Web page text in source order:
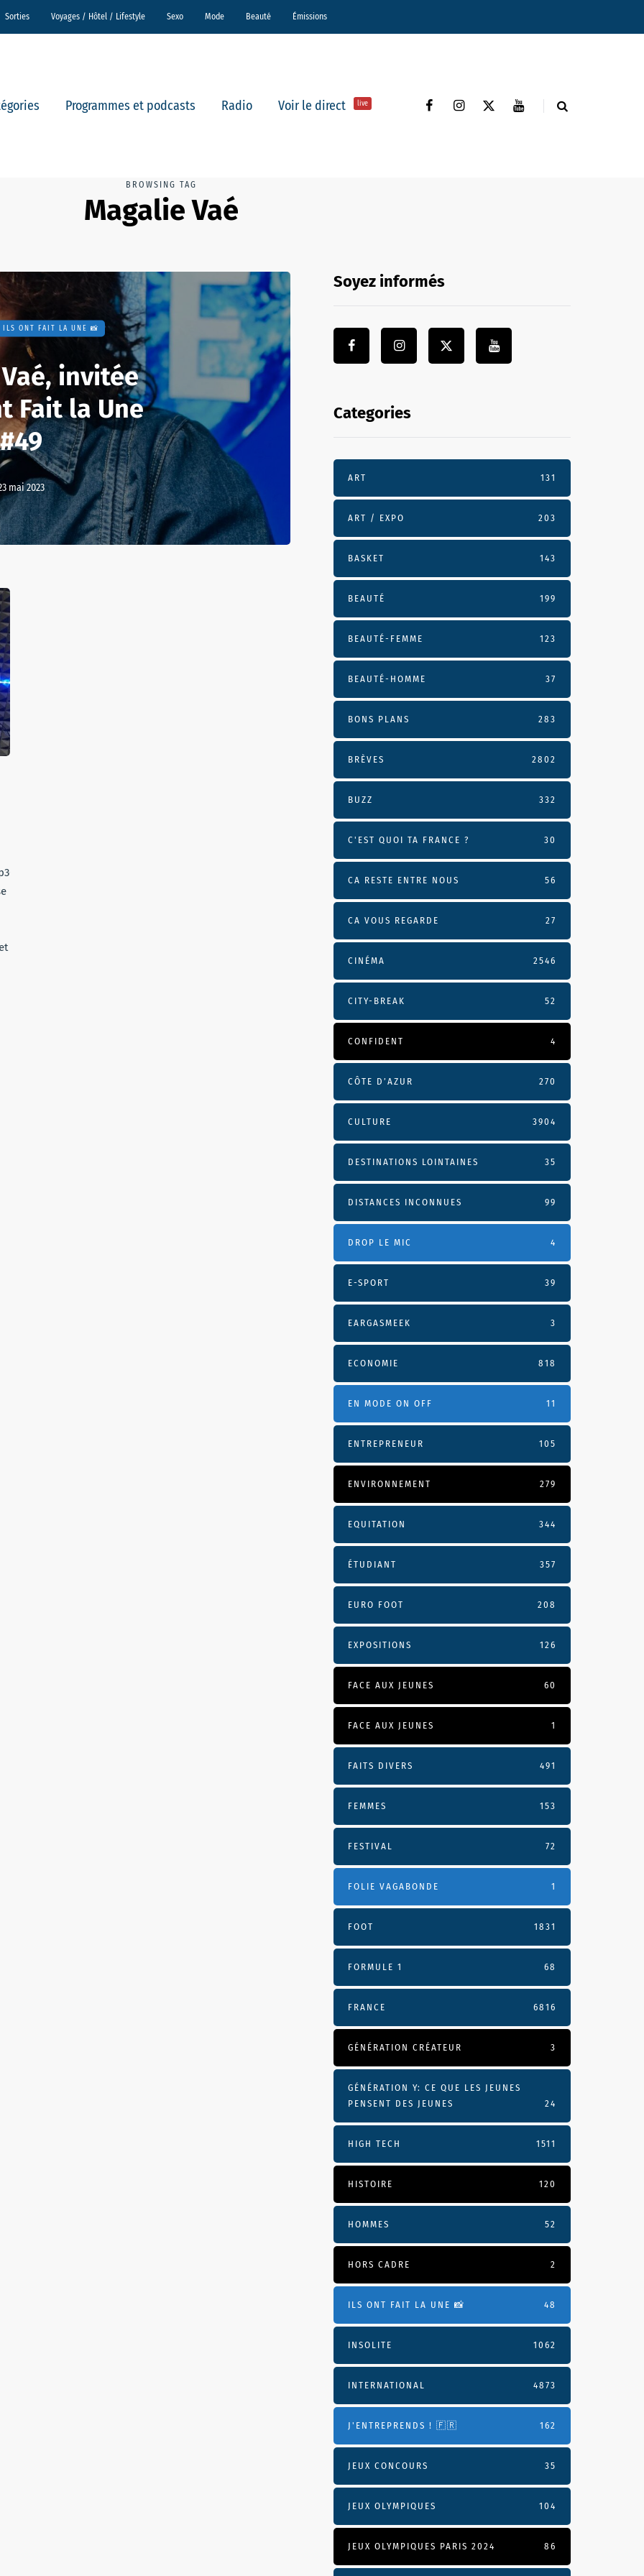
Sorties Voyages / Hôtel / Lifestyle Sexo Mode Beauté Émissions
Programmes et podcasts Radio Voir le direct live
BROWSING TAG
Magalie Vaé
ILS ONT FAIT LA UNE 📸
invitée
Fait la Une
#49
mai 2023
Soyez informés
Categories
ART 131
ART / EXPO 203
BASKET 143
BEAUTÉ 199
BEAUTÉ-FEMME 123
BEAUTÉ-HOMME 37
BONS PLANS 283
BRÈVES 2802
BUZZ 332
C'EST QUOI TA FRANCE ? 30
CA RESTE ENTRE NOUS 56
CA VOUS REGARDE 27
CINÉMA 2546
CITY-BREAK 52
CONFIDENT 4
CÔTE D’AZUR 270
CULTURE 3904
DESTINATIONS LOINTAINES 35
DISTANCES INCONNUES 99
DROP LE MIC 4
E-SPORT 39
EARGASMEEK 3
ECONOMIE 818
EN MODE ON OFF 11
ENTREPRENEUR 105
ENVIRONNEMENT 279
EQUITATION 344
ÉTUDIANT 357
EURO FOOT 208
EXPOSITIONS 126
FACE AUX JEUNES 60
FACE AUX JEUNES 1
FAITS DIVERS 491
FEMMES 153
FESTIVAL 72
FOLIE VAGABONDE 1
FOOT 1831
FORMULE 1 68
FRANCE 6816
GÉNÉRATION CRÉATEUR 3
GÉNÉRATION Y: CE QUE LES JEUNES
PENSENT DES JEUNES
24
HIGH TECH 1511
HISTOIRE 120
HOMMES 52
HORS CADRE 2
ILS ONT FAIT LA UNE 📸 48
INSOLITE 1062
INTERNATIONAL 4873
J'ENTREPRENDS ! 🇫🇷 162
JEUX CONCOURS 35
JEUX OLYMPIQUES 104
JEUX OLYMPIQUES PARIS 2024 86